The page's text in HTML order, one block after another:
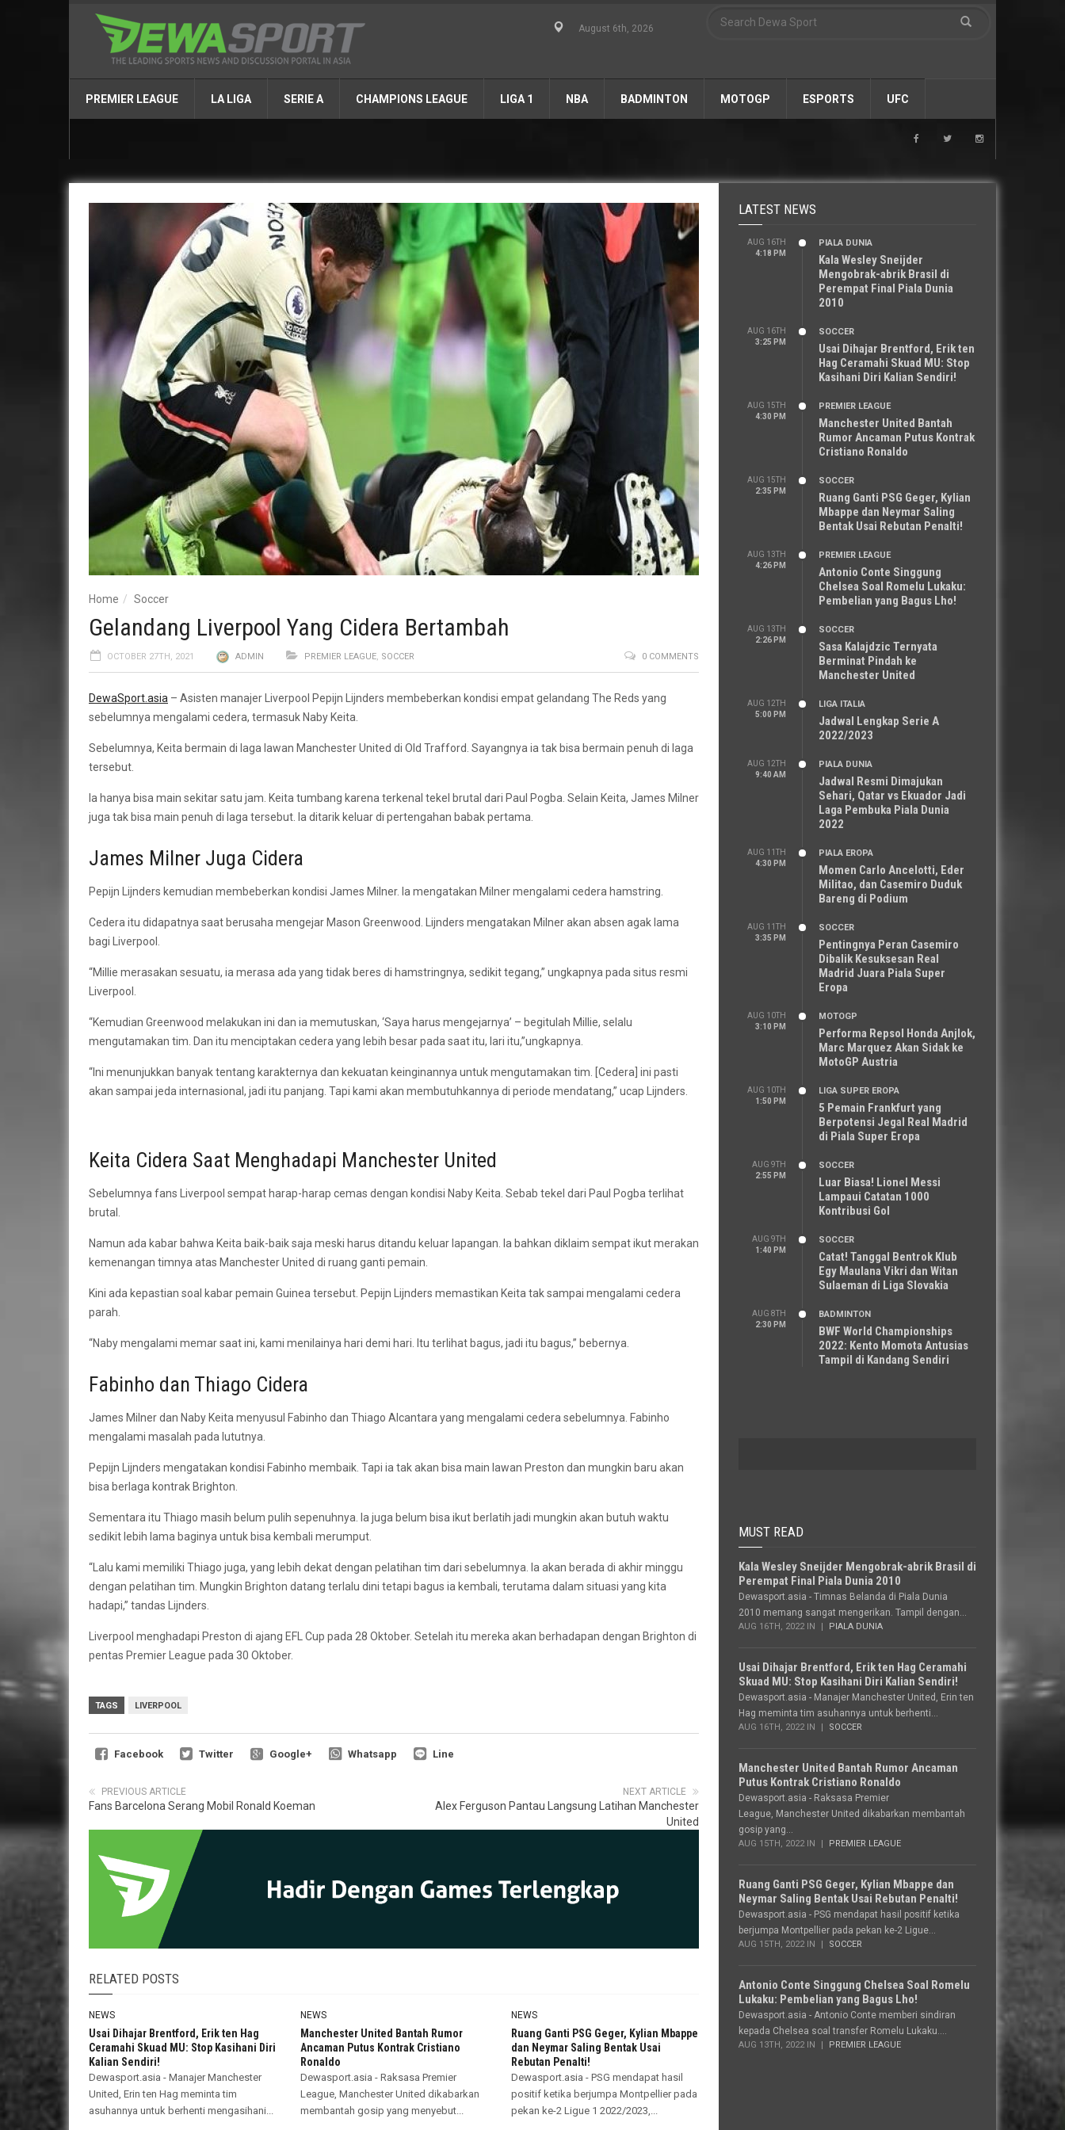
August 6th, 2026
PREMIER LEAGUE LA LIGA SERIE A CHAMPIONS LEAGUE LIGA 1 NBA BADMINTON MOTOGP ESPORTS UFC
Home Soccer
Gelandang Liverpool Yang Cidera Bertambah
OCTOBER 27TH, 2021 ADMIN PREMIER LEAGUE, SOCCER 0 COMMENTS
DewaSport.asia – Asisten manajer Liverpool Pepijn Lijnders membeberkan kondisi empat gelandang The Reds yang
sebelumnya mengalami cedera, termasuk Naby Keita.
Sebelumnya, Keita bermain di laga lawan Manchester United di Old Trafford. Sayangnya ia tak bisa bermain penuh di laga
tersebut.
Ia hanya bisa main sekitar satu jam. Keita tumbang karena terkenal tekel brutal dari Paul Pogba. Selain Keita, James Milner
juga tak bisa main penuh di laga tersebut. Ia ditarik keluar di pertengahan babak pertama.
James Milner Juga Cidera
Pepijn Lijnders kemudian membeberkan kondisi James Milner. Ia mengatakan Milner mengalami cedera hamstring.
Cedera itu didapatnya saat berusaha mengejar Mason Greenwood. Lijnders mengatakan Milner akan absen agak lama
bagi Liverpool.
“Millie merasakan sesuatu, ia merasa ada yang tidak beres di hamstringnya, sedikit tegang,” ungkapnya pada situs resmi
Liverpool.
“Kemudian Greenwood melakukan ini dan ia memutuskan, ‘Saya harus mengejarnya’ – begitulah Millie, selalu
mengutamakan tim. Dan itu menciptakan cedera yang lebih besar pada saat itu, lari itu,”ungkapnya.
“Ini menunjukkan banyak tentang karakternya dan kekuatan keinginannya untuk mengutamakan tim. [Cedera] ini pasti
akan sampai jeda internasional, jadi itu panjang. Tapi kami akan membutuhkannya di periode mendatang,” ucap Lijnders.
Keita Cidera Saat Menghadapi Manchester United
Sebelumnya fans Liverpool sempat harap-harap cemas dengan kondisi Naby Keita. Sebab tekel dari Paul Pogba terlihat
brutal.
Namun ada kabar bahwa Keita baik-baik saja meski harus ditandu keluar lapangan. Ia bahkan diklaim sempat ikut merakan
kemenangan timnya atas Manchester United di ruang ganti pemain.
Kini ada kepastian soal kabar pemain Guinea tersebut. Pepijn Lijnders memastikan Keita tak sampai mengalami cedera
parah.
“Naby mengalami memar saat ini, kami menilainya hari demi hari. Itu terlihat bagus, jadi itu bagus,” bebernya.
Fabinho dan Thiago Cidera
James Milner dan Naby Keita menyusul Fabinho dan Thiago Alcantara yang mengalami cedera sebelumnya. Fabinho
mengalami masalah pada lututnya.
Pepijn Lijnders mengatakan kondisi Fabinho membaik. Tapi ia tak akan bisa main lawan Preston dan mungkin baru akan
bisa berlaga kontrak Brighton.
Sementara itu Thiago masih belum pulih sepenuhnya. Ia juga belum bisa ikut berlatih jadi mungkin akan butuh waktu
sedikit lebih lama baginya untuk bisa kembali merumput.
“Lalu kami memiliki Thiago juga, yang lebih dekat dengan pelatihan tim dari sebelumnya. Ia akan berada di akhir minggu
dengan pelatihan tim. Mungkin Brighton datang terlalu dini tetapi bagus ia kembali, terutama dalam situasi yang kita
hadapi,” tandas Lijnders.
Liverpool menghadapi Preston di ajang EFL Cup pada 28 Oktober. Setelah itu mereka akan berhadapan dengan Brighton di
pentas Premier League pada 30 Oktober.
TAGS LIVERPOOL
Facebook Twitter Google+ Whatsapp Line
NEXT ARTICLE
Alex Ferguson Pantau Langsung Latihan Manchester
United
PREVIOUS ARTICLE
Fans Barcelona Serang Mobil Ronald Koeman
RELATED POSTS
NEWS
Usai Dihajar Brentford, Erik ten Hag
Ceramahi Skuad MU: Stop Kasihani Diri
Kalian Sendiri!
Dewasport.asia - Manajer Manchester
United, Erin ten Hag meminta tim
asuhannya untuk berhenti mengasihani...
NEWS
Manchester United Bantah Rumor
Ancaman Putus Kontrak Cristiano
Ronaldo
Dewasport.asia - Raksasa Premier
League, Manchester United dikabarkan
membantah gosip yang menyebut...
NEWS
Ruang Ganti PSG Geger, Kylian Mbappe
dan Neymar Saling Bentak Usai
Rebutan Penalti!
Dewasport.asia - PSG mendapat hasil
positif ketika berjumpa Montpellier pada
pekan ke-2 Ligue 1 2022/2023,...
LATEST NEWS
AUG 16TH
4:18 PM
PIALA DUNIA
Kala Wesley Sneijder
Mengobrak-abrik Brasil di
Perempat Final Piala Dunia
2010
AUG 16TH
3:25 PM
SOCCER
Usai Dihajar Brentford, Erik ten
Hag Ceramahi Skuad MU: Stop
Kasihani Diri Kalian Sendiri!
AUG 15TH
4:30 PM
PREMIER LEAGUE
Manchester United Bantah
Rumor Ancaman Putus Kontrak
Cristiano Ronaldo
AUG 15TH
2:35 PM
SOCCER
Ruang Ganti PSG Geger, Kylian
Mbappe dan Neymar Saling
Bentak Usai Rebutan Penalti!
AUG 13TH
4:26 PM
PREMIER LEAGUE
Antonio Conte Singgung
Chelsea Soal Romelu Lukaku:
Pembelian yang Bagus Lho!
AUG 13TH
2:26 PM
SOCCER
Sasa Kalajdzic Ternyata
Berminat Pindah ke
Manchester United
AUG 12TH
5:00 PM
LIGA ITALIA
Jadwal Lengkap Serie A
2022/2023
AUG 12TH
9:40 AM
PIALA DUNIA
Jadwal Resmi Dimajukan
Sehari, Qatar vs Ekuador Jadi
Laga Pembuka Piala Dunia
2022
AUG 11TH
4:30 PM
PIALA EROPA
Momen Carlo Ancelotti, Eder
Militao, dan Casemiro Duduk
Bareng di Podium
AUG 11TH
3:35 PM
SOCCER
Pentingnya Peran Casemiro
Dibalik Kesuksesan Real
Madrid Juara Piala Super
Eropa
AUG 10TH
3:10 PM
MOTOGP
Performa Repsol Honda Anjlok,
Marc Marquez Akan Sidak ke
MotoGP Austria
AUG 10TH
1:50 PM
LIGA SUPER EROPA
5 Pemain Frankfurt yang
Berpotensi Jegal Real Madrid
di Piala Super Eropa
AUG 9TH
2:55 PM
SOCCER
Luar Biasa! Lionel Messi
Lampaui Catatan 1000
Kontribusi Gol
AUG 9TH
1:40 PM
SOCCER
Catat! Tanggal Bentrok Klub
Egy Maulana Vikri dan Witan
Sulaeman di Liga Slovakia
AUG 8TH
2:30 PM
BADMINTON
BWF World Championships
2022: Kento Momota Antusias
Tampil di Kandang Sendiri
MUST READ
Kala Wesley Sneijder Mengobrak-abrik Brasil di
Perempat Final Piala Dunia 2010
Dewasport.asia - Timnas Belanda di Piala Dunia
2010 memang sangat mengerikan. Tampil dengan...
AUG 16TH, 2022 IN PIALA DUNIA
Usai Dihajar Brentford, Erik ten Hag Ceramahi
Skuad MU: Stop Kasihani Diri Kalian Sendiri!
Dewasport.asia - Manajer Manchester United, Erin ten
Hag meminta tim asuhannya untuk berhenti...
AUG 16TH, 2022 IN SOCCER
Manchester United Bantah Rumor Ancaman
Putus Kontrak Cristiano Ronaldo
Dewasport.asia - Raksasa Premier
League, Manchester United dikabarkan membantah
gosip yang...
AUG 15TH, 2022 IN PREMIER LEAGUE
Ruang Ganti PSG Geger, Kylian Mbappe dan
Neymar Saling Bentak Usai Rebutan Penalti!
Dewasport.asia - PSG mendapat hasil positif ketika
berjumpa Montpellier pada pekan ke-2 Ligue...
AUG 15TH, 2022 IN SOCCER
Antonio Conte Singgung Chelsea Soal Romelu
Lukaku: Pembelian yang Bagus Lho!
Dewasport.asia - Antonio Conte memberi sindiran
kepada Chelsea soal transfer Romelu Lukaku....
AUG 13TH, 2022 IN PREMIER LEAGUE